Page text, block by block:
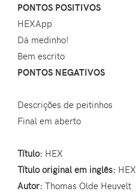
PONTOS POSITIVOS
HEXApp
Dá medinho!
Bem escrito
PONTOS NEGATIVOS
Descrições de peitinhos
Final em aberto
Título: HEX
Título original em inglês: HEX
Autor: Thomas Olde Heuvelt